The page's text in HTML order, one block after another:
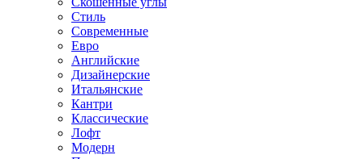
Стиль
Современные
Евро
Английские
Дизайнерские
Итальянские
Кантри
Классические
Лофт
Модерн